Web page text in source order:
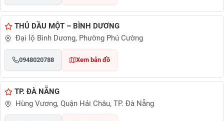
THỦ DẦU MỘT – BÌNH DƯƠNG
Đại lộ Bình Dương, Phường Phú Cường
0948020788 Xem bản đồ
TP. ĐÀ NẴNG
Hùng Vương, Quận Hải Châu, TP. Đà Nẵng